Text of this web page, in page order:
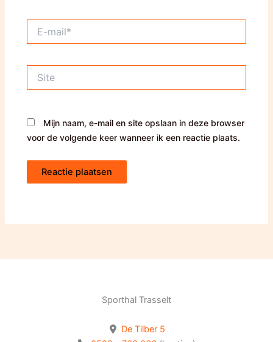
mail*
Mijn naam, e-mail en site opslaan in deze browser
voor de volgende keer wanneer ik een reactie plaats.
Sporthal Trasselt
De Tilber 5